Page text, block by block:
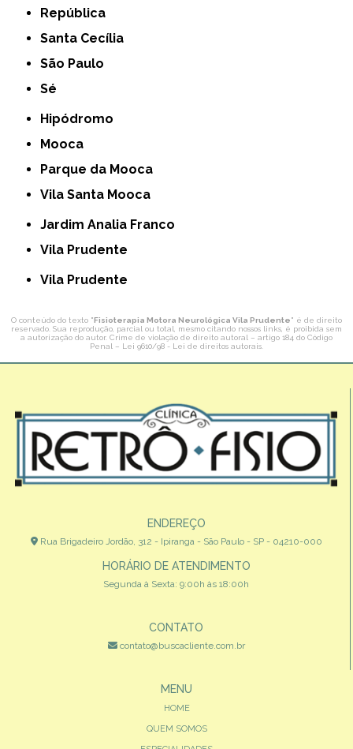
República
Santa Cecília
São Paulo
Sé
Hipódromo
Mooca
Parque da Mooca
Vila Santa Mooca
Jardim Analia Franco
Vila Prudente
Vila Prudente
O conteúdo do texto "Fisioterapia Motora Neurológica Vila Prudente" é de direito
reservado. Sua reprodução, parcial ou total, mesmo citando nossos links, é proibida sem
a autorização do autor. Crime de violação de direito autoral – artigo 184 do Código
Penal – Lei 9610/98 - Lei de direitos autorais
ENDEREÇO
Rua Brigadeiro Jordão, 312 - Ipiranga - São Paulo - SP - 04210-000
HORÁRIO DE ATENDIMENTO
Segunda à Sexta: 9:00h às 18:00h
CONTATO
contato@buscacliente.com.br
MENU
HOME
QUEM SOMOS